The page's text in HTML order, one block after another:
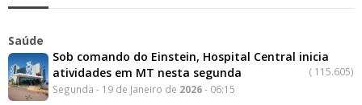
Saúde
Sob comando do Einstein, Hospital Central inicia
atividades em MT nesta segunda
( 115.605)
Segunda - 19 de Janeiro de 2026- 06:15